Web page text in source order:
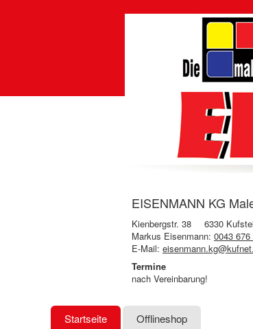
EISENMANN KG
Kienbergstr. 38
6330
Markus Eisenmann: 0043
E-Mail:
Termine
nach Vereinbarung!
Startseite Offlineshop